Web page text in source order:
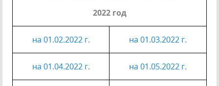
2022 год
на 01.02.2022 г. на 01.03.2022 г.
на 01.04.2022 г. на 01.05.2022 г.